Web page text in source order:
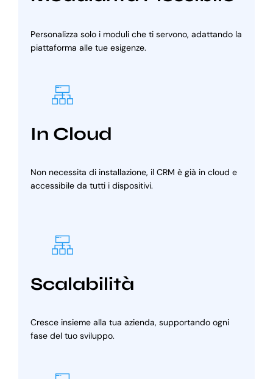
Personalizza solo i moduli che ti servono, adattando la
piattaforma alle tue esigenze.
In Cloud
Non necessita di installazione, il CRM è già in cloud e
accessibile da tutti i dispositivi.
Scalabilità
Cresce insieme alla tua azienda, supportando ogni
fase del tuo sviluppo.